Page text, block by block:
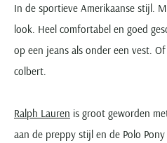
In de sportieve Amerikaanse stijl.
look. Heel comfortabel en goed
op een jeans als onder een vest.
colbert.
Ralph Lauren is groot geworden
aan de preppy stijl en de Polo